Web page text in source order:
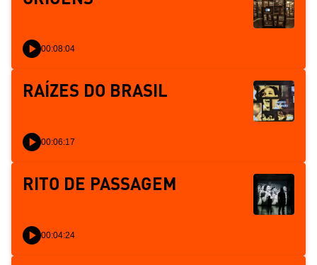
00:08:04
RAÍZES DO BRASIL
00:06:17
RITO DE PASSAGEM
00:04:24